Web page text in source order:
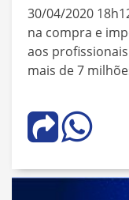
30/04/2020
na compra e
aos
mais de 7